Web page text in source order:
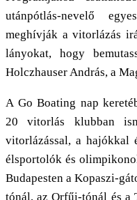
utánpótlás-nevelő
meghívják a vitorlázás
lányokat, hogy
Holczhauser András, a
A Go Boating nap
20 vitorlás klubban
vitorlázással, a
élsportolók és
Budapesten a Kopaszi-
tónál, az Orfűi-tónál és a